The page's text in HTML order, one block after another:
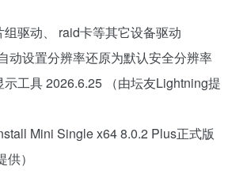
驱动、 raid卡等其它设备驱动
动设置分辨率还原为默认安全分辨率
工具 2026.6.25 （由坛友Lightning提
Mini Single x64 8.0.2 Plus正式版
）